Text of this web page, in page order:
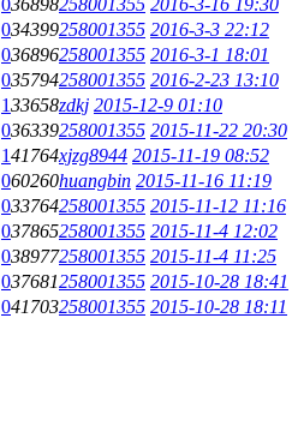
034399258001355 2016-3-3 22:12
036896258001355 2016-3-1 18:01
035794258001355 2016-2-23 13:10
133658zdkj 2015-12-9 01:10
036339258001355 2015-11-22 20:30
141764xjzg8944 2015-11-19 08:52
060260huangbin 2015-11-16 11:19
033764258001355 2015-11-12 11:16
037865258001355 2015-11-4 12:02
038977258001355 2015-11-4 11:25
037681258001355 2015-10-28 18:41
041703258001355 2015-10-28 18:11